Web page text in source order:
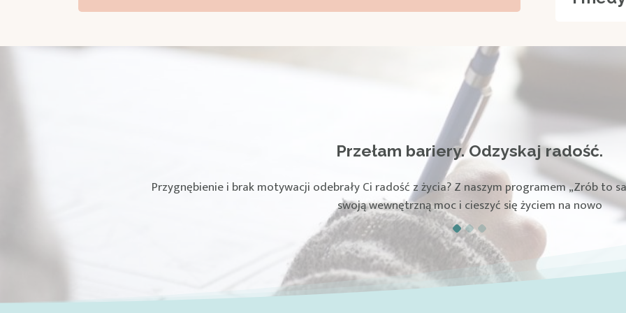
Przełam bariery. Odzyskaj radość.
Przygnębienie i brak motywacji odebrały Ci radość z życia? Z naszym programem „Zrób to
swoją wewnętrzną moc i cieszyć się życiem na nowo
Sprawdzone sposoby na lepszy nastrój i
Program oparty na iCBT to sprawdzona metoda wspierania odporności psychicznej. Aż 80%
wyraźną poprawę samopoczucia.
Poznaj Siebie. Pokonaj Przygnębienie.
Nasz program "Zrób to sam" oparty na iCBT, pomaga zrozumieć Twoje indywidualne